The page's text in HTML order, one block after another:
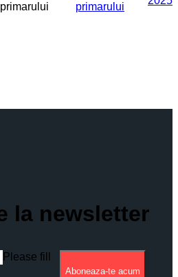
primarului
primarului
la newsletter
Please fill
Aboneaza-te acum